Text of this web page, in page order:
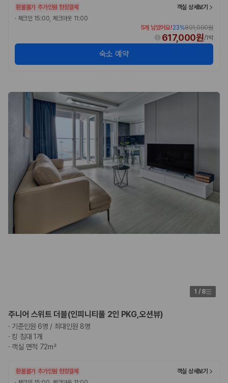
환불불가 추가인원 현장결제
객실 상세보기
· 체크인 15:00, 체크아웃 11:00
5개 남았어요!23%801,000원
617,000원/1박
숙소 예약
1 / 8
주니어 스위트 더블(인피니티풀 2인 PKG,오션뷰)
· 기준인원 6명 / 최대인원 8명
·킹 침대 1개
·객실 면적 72m²
환불불가 추가인원 현장결제
객실 상세보기